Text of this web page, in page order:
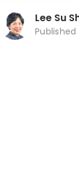
Lee Su
Published